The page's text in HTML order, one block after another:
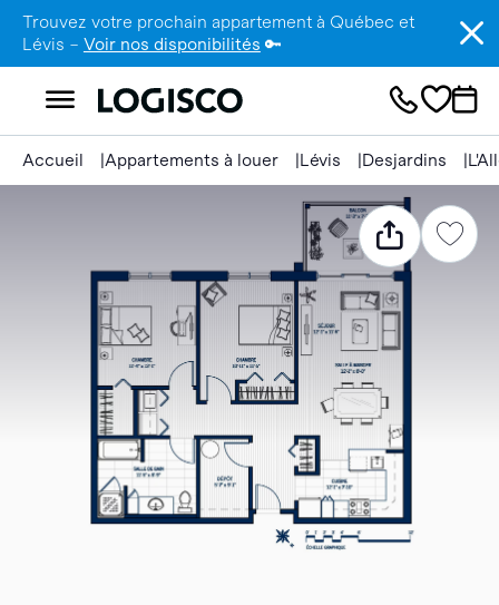
Trouvez votre prochain appartement à Québec et
Lévis – Voir nos disponibilités 🔑
Accueil Appartements à louer Lévis Desjardins